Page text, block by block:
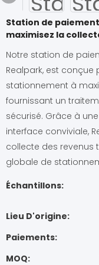
Station de
maximisez la
Notre station de
Realpark, est
stationnement à
fournissant un
sécurisé. Grâce à
interface conviviale,
collecte des revenus
globale de
Échantillons:
Lieu D'origine:
Paiements:
MOQ: